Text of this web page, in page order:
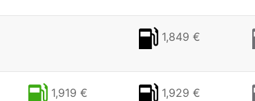
1,849 €
1,919 € 1,929 €